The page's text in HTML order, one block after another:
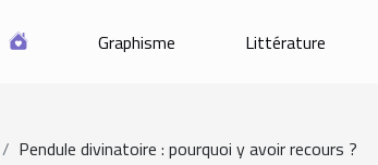
Graphisme Littérature
Pendule divinatoire : pourquoi y avoir recours ?